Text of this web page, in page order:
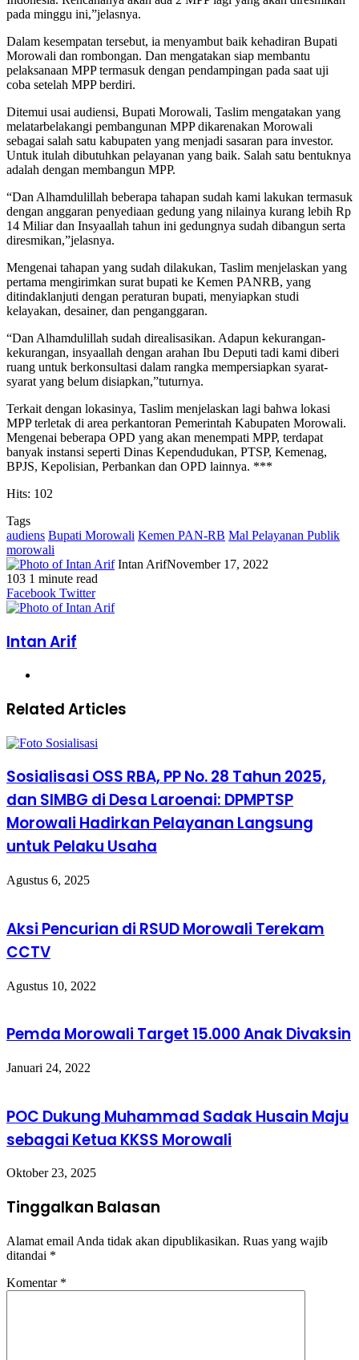
pada minggu ini,”jelasnya.
Dalam kesempatan tersebut, ia menyambut baik kehadiran Bupati
Morowali dan rombongan. Dan mengatakan siap membantu
pelaksanaan MPP termasuk dengan pendampingan pada saat uji
coba setelah MPP berdiri.
Ditemui usai audiensi, Bupati Morowali, Taslim mengatakan yang
melatarbelakangi pembangunan MPP dikarenakan Morowali
sebagai salah satu kabupaten yang menjadi sasaran para investor.
Untuk itulah dibutuhkan pelayanan yang baik. Salah satu bentuknya
adalah dengan membangun MPP.
“Dan Alhamdulillah beberapa tahapan sudah kami lakukan termasuk
dengan anggaran penyediaan gedung yang nilainya kurang lebih Rp
14 Miliar dan Insyaallah tahun ini gedungnya sudah dibangun serta
diresmikan,”jelasnya.
Mengenai tahapan yang sudah dilakukan, Taslim menjelaskan yang
pertama mengirimkan surat bupati ke Kemen PANRB, yang
ditindaklanjuti dengan peraturan bupati, menyiapkan studi
kelayakan, desainer, dan penganggaran.
“Dan Alhamdulillah sudah direalisasikan. Adapun kekurangan-
kekurangan, insyaallah dengan arahan Ibu Deputi tadi kami diberi
ruang untuk berkonsultasi dalam rangka mempersiapkan syarat-
syarat yang belum disiapkan,”tuturnya.
Terkait dengan lokasinya, Taslim menjelaskan lagi bahwa lokasi
MPP terletak di area perkantoran Pemerintah Kabupaten Morowali.
Mengenai beberapa OPD yang akan menempati MPP, terdapat
banyak instansi seperti Dinas Kependudukan, PTSP, Kemenag,
BPJS, Kepolisian, Perbankan dan OPD lainnya. ***
Hits: 102
Tags
audiens Bupati Morowali Kemen PAN-RB Mal Pelayanan Publik
morowali
Intan ArifNovember 17, 2022
103 1 minute read
Facebook
Twitter
LinkedIn
WhatsApp
Share
via
Print
Facebook TwitterMessenger
Messenger
WhatsApp
Telegram
Share
via
Print
Intan Arif
Related Articles
Sosialisasi OSS RBA, PP No. 28 Tahun 2025,
dan SIMBG di Desa Laroenai: DPMPTSP
Morowali Hadirkan Pelayanan Langsung
untuk Pelaku Usaha
Agustus 6, 2025
Aksi Pencurian di RSUD Morowali Terekam
CCTV
Agustus 10, 2022
Pemda Morowali Target 15.000 Anak Divaksin
Januari 24, 2022
POC Dukung Muhammad Sadak Husain Maju
sebagai Ketua KKSS Morowali
Oktober 23, 2025
Tinggalkan Balasan
Alamat email Anda tidak akan dipublikasikan. Ruas yang wajib
ditandai *
Komentar *